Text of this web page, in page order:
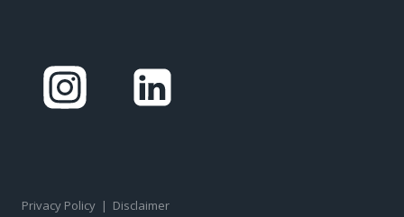
Privacy Policy | Disclaimer